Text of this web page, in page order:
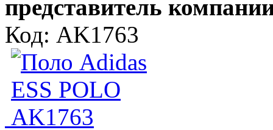
представитель
Код: AK1763